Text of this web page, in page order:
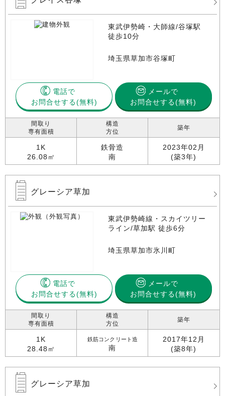
東武伊勢崎・大師線/谷塚駅
徒歩10分
埼玉県草加市谷塚町
電話で
お問合せする
メールで
お問合せする(無料)
間取り
専有面積
1K
26.08㎡
構造
方位
鉄骨造
南
築年
2023年02月
(築3年)
グレーシア草加
東武伊勢崎線・スカイツリー
ライン/草加駅 徒歩6分
埼玉県草加市氷川町
電話で
お問合せする
メールで
お問合せする(無料)
間取り
専有面積
1K
28.48㎡
構造
方位
鉄筋コンクリート造
南
築年
2017年12月
(築8年)
グレーシア草加